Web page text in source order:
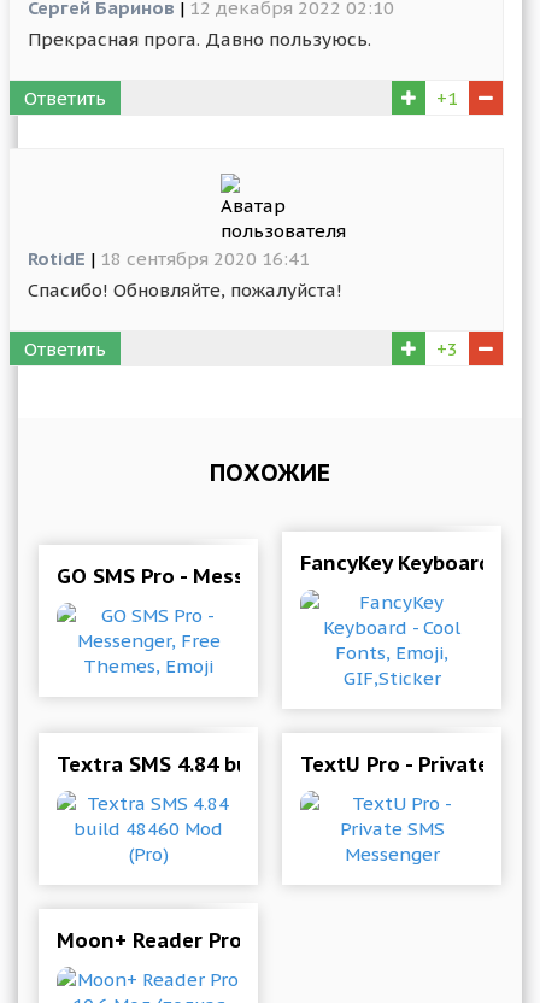
Сергей Баринов | 12 декабря 2022 02:10
Прекрасная прога. Давно пользуюсь.
Ответить +1
RotidE | 18 сентября 2020 16:41
Спасибо! Обновляйте, пожалуйста!
Ответить +3
ПОХОЖИЕ
GO SMS Pro - Messenger, Free Themes, Emoji
FancyKey Keyboard -
Textra SMS 4.84 build 48460 Mod (Pro)
TextU Pro - Private
Moon+ Reader Pro 10.6 Мод (полная версия)